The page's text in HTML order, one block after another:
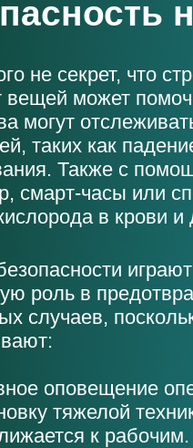
не секрет, что
вещей может
могут
таких как
Также с
смарт-часы или
в крови
играют
роль в
случаев,
оповещение
тяжелой
к рабочим.